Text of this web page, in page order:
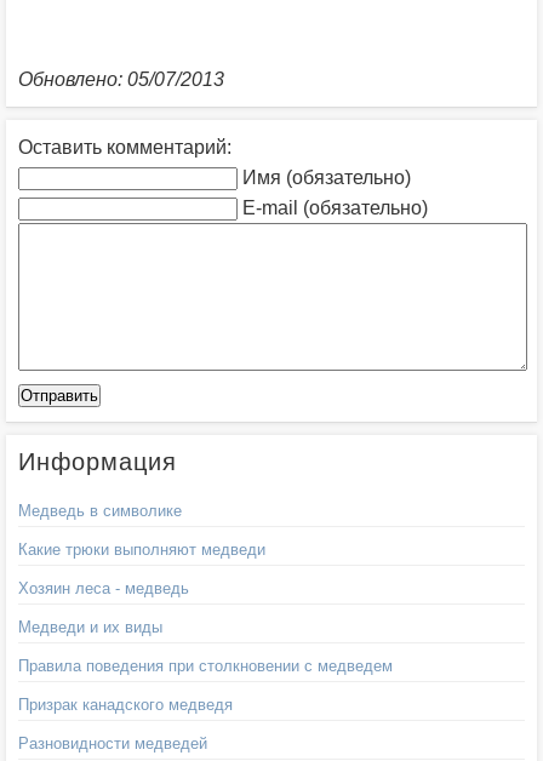
Обновлено: 05/07/2013
Оставить комментарий:
Имя (обязательно)
E-mail (обязательно)
Информация
Медведь в символике
Какие трюки выполняют медведи
Хозяин леса - медведь
Медведи и их виды
Правила поведения при столкновении с медведем
Призрак канадского медведя
Разновидности медведей